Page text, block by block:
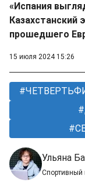
«Испания
Казахстанский
прошедшего
15 июля 2024 15:26
Ульяна
Спортивный